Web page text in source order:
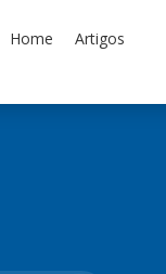
Home Artigos